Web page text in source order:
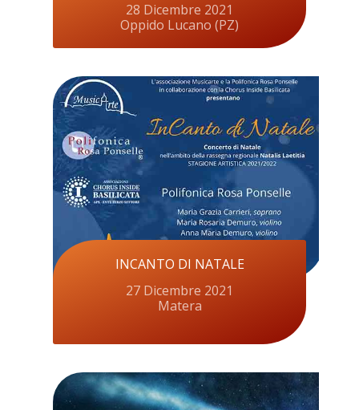
28 Dicembre 2021
Oppido Lucano (PZ)
INCANTO DI NATALE
27 Dicembre 2021
Matera